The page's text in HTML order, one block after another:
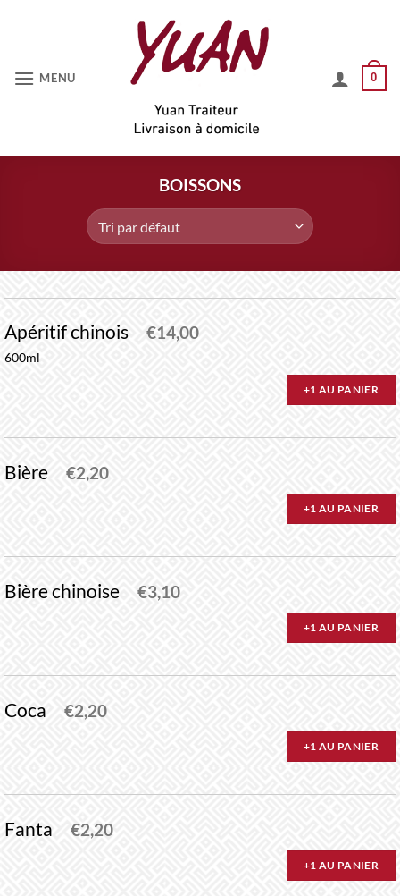
MENU 0
BOISSONS
Apéritif chinois €14,00
600ml
+1 AU PANIER
Bière €2,20
+1 AU PANIER
Bière chinoise €3,10
+1 AU PANIER
Coca €2,20
+1 AU PANIER
Fanta €2,20
+1 AU PANIER